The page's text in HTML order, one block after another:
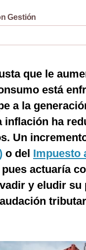
Gestión
que le
está
a la
inflación ha
Un
o del Impuesto
actuaría
y eludir su